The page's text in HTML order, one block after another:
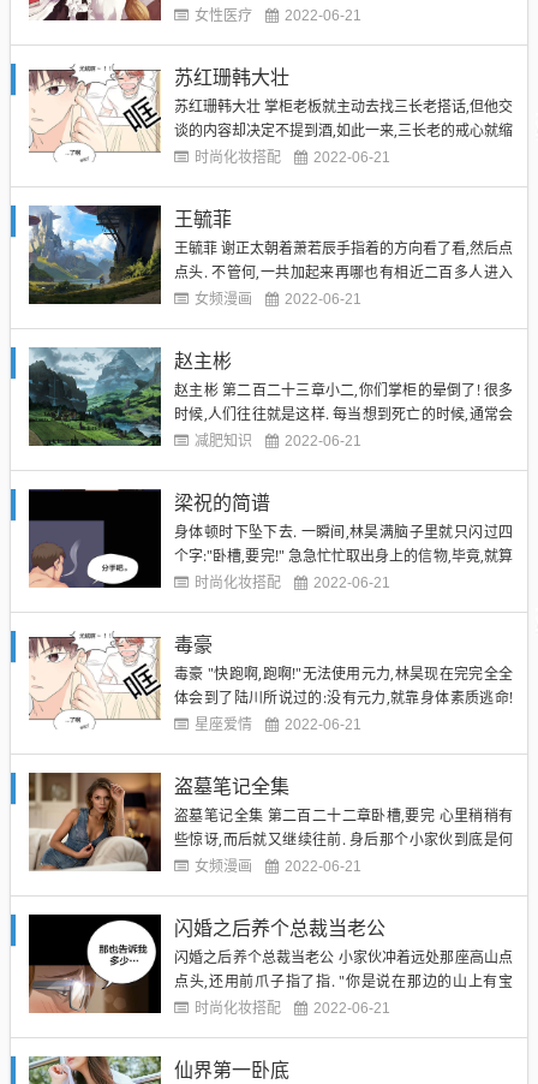
起来,眼前的世界就像是会动了一样,不停地在他眼前转
人都是一副震惊的面孔,脸上更加得意起来. "小二...
女性医疗 2022-06-21
苏红珊韩大壮
苏红珊韩大壮 掌柜老板就主动去找三长老搭话,但他交
谈的内容却决定不提到酒,如此一来,三长老的戒心就缩
小不少,两个人一来二去的也就认识的. 未完待续~识别
来分享. "啧,好酒啊,好酒!"掌柜老板在其他人羡...
时尚化妆搭配 2022-06-21
王毓菲
王毓菲 谢正太朝着萧若辰手指着的方向看了看,然后点
点头. 不管何,一共加起来再哪也有相近二百多人进入
这片世界,想要全部集合起来或许困难,但想要几个人组
已经有人五十多人被淘汰了! 其中有一些,乃是因...
女频漫画 2022-06-21
赵主彬
赵主彬 第二百二十三章小二,你们掌柜的晕倒了! 很多
时候,人们往往就是这样. 每当想到死亡的时候,通常会
感到十分恐惧,但是,当他们真正面临死亡的时候,就会
两只妖兽还在空中反犟着,林昊闭上了眼. 赵...
减肥知识 2022-06-21
梁祝的简谱
身体顿时下坠下去. 一瞬间,林昊满脑子里就只闪过四
个字:"卧槽,要完!" 急急忙忙取出身上的信物,毕竟,就算
是被淘汰也总必直接摔死好得多,但是万万没有想到的
下子变得非常平静,想我小酒鬼一世英名.....
时尚化妆搭配 2022-06-21
毒豪
毒豪 "快跑啊,跑啊!"无法使用元力,林昊现在完完全全
体会到了陆川所说过的:没有元力,就靠身体素质逃命!
下方扩展资料 "老子可是江湖人称的小酒鬼啊!怎么可
的那只剑齿虎刺穿一般. "吼!"见到猎物忽...
星座爱情 2022-06-21
盗墓笔记全集
盗墓笔记全集 第二百二十二章卧槽,要完 心里稍稍有
些惊讶,而后就又继续往前. 身后那个小家伙到底是何
来历,陆川并不清楚,再加上小家伙没有恶意,甚至还有
还一人...乃是林昊! "虎哥,虎哥,我......
女频漫画 2022-06-21
闪婚之后养个总裁当老公
闪婚之后养个总裁当老公 小家伙冲着远处那座高山点
点头,还用前爪子指了指. "你是说在那边的山上有宝
物?"陆川惊讶的问道,却是没有想到这小家伙竟然还真
时尚化妆搭配 2022-06-21
仙界第一卧底